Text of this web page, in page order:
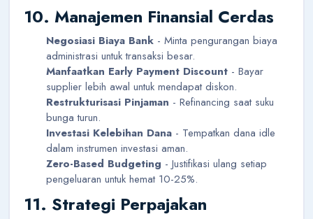
10. Manajemen Finansial Cerdas
Negosiasi Biaya Bank - Minta pengurangan biaya
administrasi untuk transaksi besar.
Manfaatkan Early Payment Discount - Bayar
supplier lebih awal untuk mendapat diskon.
Restrukturisasi Pinjaman - Refinancing saat suku
bunga turun.
Investasi Kelebihan Dana - Tempatkan dana idle
dalam instrumen investasi aman.
Zero-Based Budgeting - Justifikasi ulang setiap
pengeluaran untuk hemat 10-25%.
11. Strategi Perpajakan